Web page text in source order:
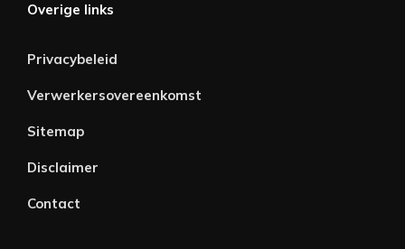
Overige links
Privacybeleid
Verwerkersovereenkomst
Sitemap
Disclaimer
Contact